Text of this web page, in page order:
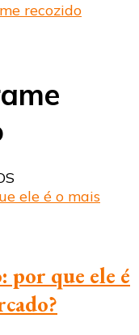
recozido
por que ele é